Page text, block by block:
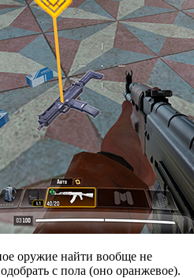
оружие найти вообще не
с пола (оно оранжевое).